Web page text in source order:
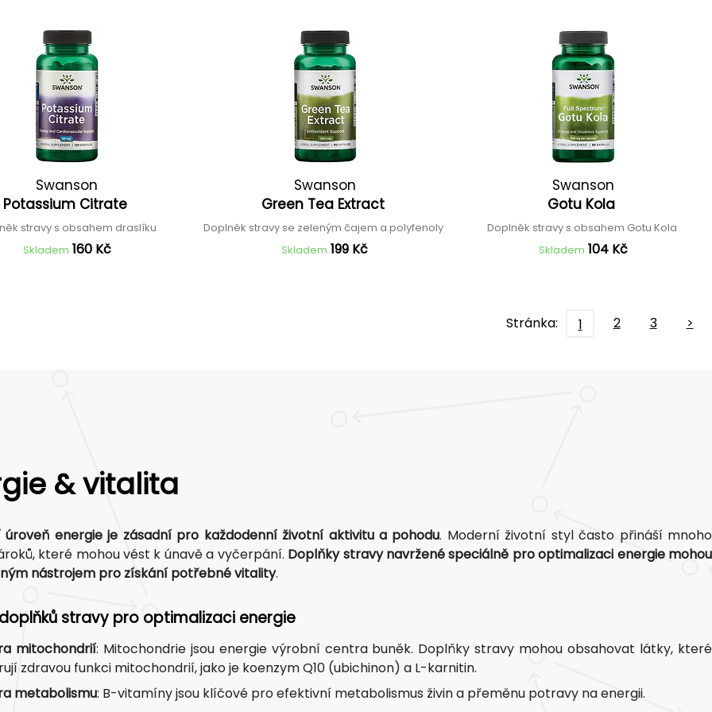
Swanson
Potassium Citrate
stravy s obsahem draslíku
Skladem 160 Kč
Swanson
Green Tea Extract
Doplněk stravy se zeleným čajem a polyfenoly
Skladem 199 Kč
Swanson
Gotu Kola
Doplněk stravy s obsahem Gotu Kola
Skladem 104 Kč
Stránka: 1 2 3 >
& vitalita
energie je zásadní pro každodenní životní aktivitu a pohodu. Moderní životní styl často přináší mnoho
které mohou vést k únavě a vyčerpání. Doplňky stravy navržené speciálně pro optimalizaci energie mohou
nástrojem pro získání potřebné vitality.
stravy pro optimalizaci energie
mitochondrií: Mitochondrie jsou energie výrobní centra buněk. Doplňky stravy mohou obsahovat látky, které
zdravou funkci mitochondrií, jako je koenzym Q10 (ubichinon) a L-karnitin.
metabolismu: B-vitamíny jsou klíčové pro efektivní metabolismus živin a přeměnu potravy na energii.